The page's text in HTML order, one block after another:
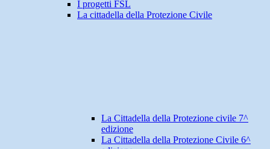
I progetti FSL
La cittadella della Protezione Civile
La Cittadella della Protezione civile 7^
edizione
La Cittadella della Protezione Civile 6^